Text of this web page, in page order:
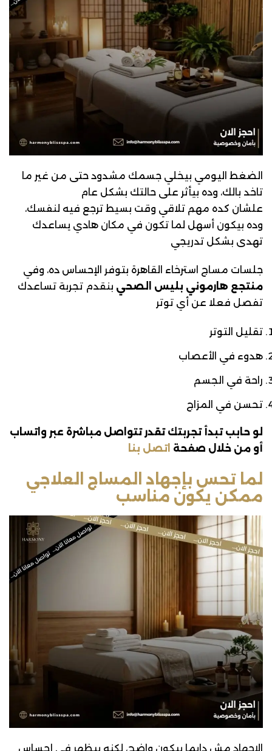
الضغط اليومي بيخلي جسمك مشدود حتى من غير ما
تاخد بالك، وده بيأثر على حالتك بشكل عام
علشان كده مهم تلاقي وقت بسيط ترجع فيه لنفسك،
وده بيكون أسهل لما تكون في مكان هادي يساعدك
تهدى بشكل تدريجي
جلسات مساج استرخاء القاهرة بتوفر الإحساس ده، وفي
منتجع هارموني بليس الصحي بنقدم تجربة تساعدك
تفصل فعلا عن أي توتر
تقليل التوتر
هدوء في الأعصاب
راحة في الجسم
تحسن في المزاج
لو حابب تبدأ تجربتك تقدر تتواصل مباشرة عبر واتساب
أو من خلال صفحة اتصل بنا
لما تحس بإجهاد المساج العلاجي
ممكن يكون مناسب
الإجهاد مش دايما بيكون واضح، لكنه بيظهر في إحساس